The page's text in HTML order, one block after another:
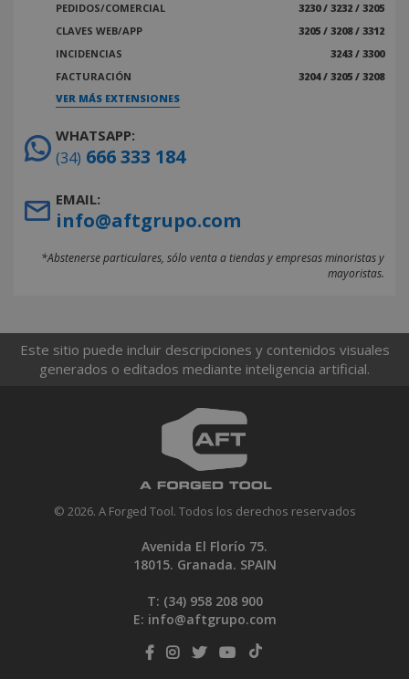
PEDIDOS/COMERCIAL
3230 / 3232 / 3205
CLAVES WEB/APP
3205 / 3208 / 3312
INCIDENCIAS
3243 / 3300
FACTURACIÓN
3204 / 3205 / 3208
VER MÁS EXTENSIONES
WHATSAPP:
(34) 666 333 184
EMAIL:
info@aftgrupo.com
*Abstenerse particulares, sólo venta a tiendas y empresas minoristas y
mayoristas.
Este sitio puede incluir descripciones y contenidos visuales
generados o editados mediante inteligencia artificial.
© 2026. A Forged Tool. Todos los derechos reservados
Avenida El Florío 75.
18015. Granada. SPAIN
T: (34) 958 208 900
E: info@aftgrupo.com